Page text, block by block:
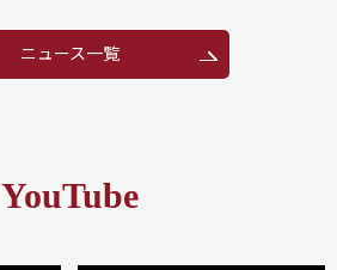
ニュース一覧
YouTube